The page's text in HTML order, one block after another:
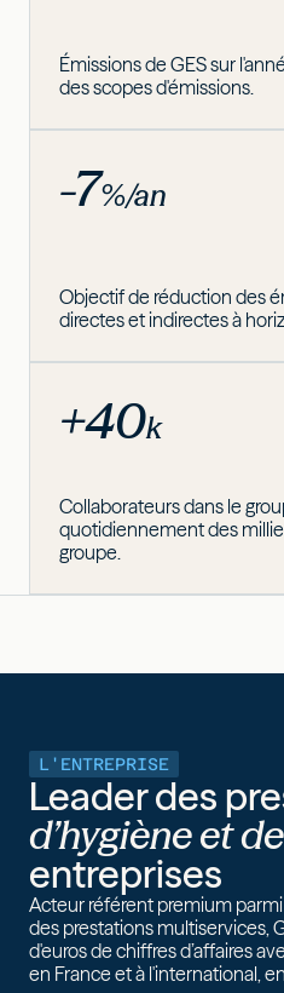
Émissions de GES sur
des scopes d'émissions.
-7%/an
Objectif de réduction des
directes et indirectes à
+40k
Collaborateurs dans le
quotidiennement des
groupe.
L'ENTREPRISE
Leader des
d’hygiène et
entreprises
Acteur référent premium
des prestations multiservices,
d'euros de chiffres d’affaires
en France et à l'international,